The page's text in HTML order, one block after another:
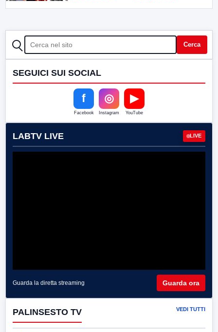
CERCA Cerca
SEGUICI SUI SOCIAL
f
Facebook
◎
Instagram
▶
YouTube
LABTV LIVE LIVE
Guarda la diretta streaming Guarda ora
PALINSESTO TV VEDI TUTTI